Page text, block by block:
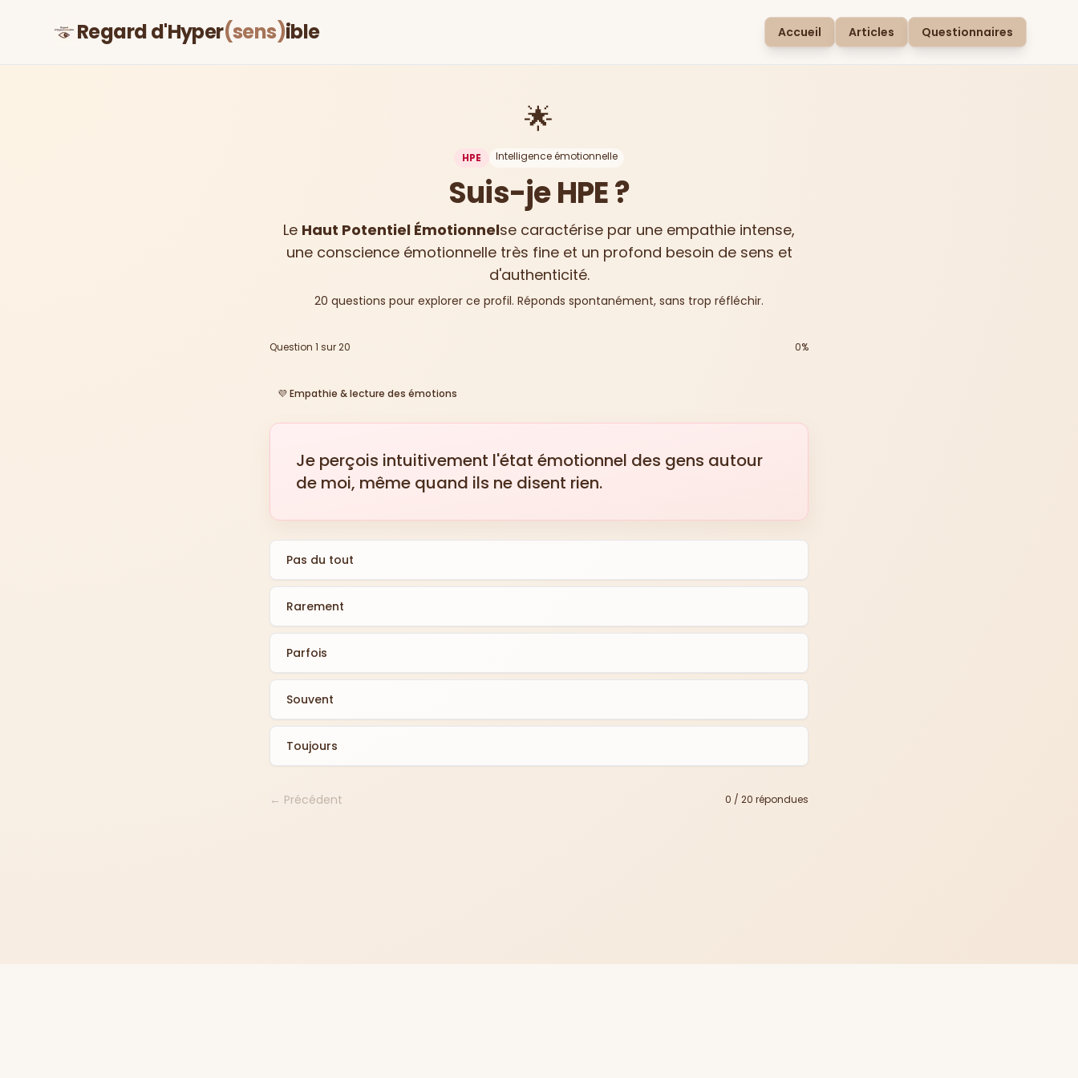
Regard d'Hyper(sens)ible Accueil Articles Questionnaires
🌟
HPE Intelligence émotionnelle
Suis-je HPE ?
Le Haut Potentiel Émotionnelse caractérise par une empathie intense,
une conscience émotionnelle très fine et un profond besoin de sens et
d'authenticité.
20 questions pour explorer ce profil. Réponds spontanément, sans trop réfléchir.
Question 1 sur20 0%
💜Empathie & lecture des émotions
Je perçois intuitivement l'état émotionnel des gens autour
de moi, même quand ils ne disent rien.
Pas du tout
Rarement
Parfois
Souvent
Toujours
← Précédent 0 / 20 répondues